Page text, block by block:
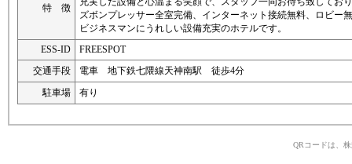
特 徴
ズボンプレッサー全室完備、インターネット接続無料、ロビー
ビジネスマンにうれしい設備充実のホテルです。
ESS-ID
FREESPOT
交通手段
電車 地下鉄七隈線天神南駅 徒歩4分
駐車場
有り
QRコードは、